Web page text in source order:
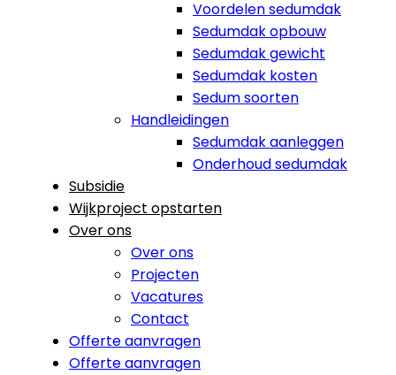
Voordelen sedumdak
Sedumdak opbouw
Sedumdak gewicht
Sedumdak kosten
Sedum soorten
Handleidingen
Sedumdak aanleggen
Onderhoud sedumdak
Subsidie
Wijkproject opstarten
Over ons
Over ons
Projecten
Vacatures
Contact
Offerte aanvragen
Offerte aanvragen